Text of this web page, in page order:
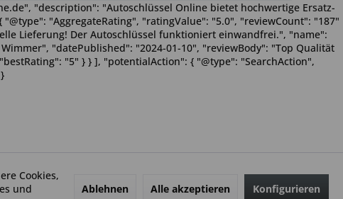
Cookies,
und
Ablehnen Alle akzeptieren Konfigurieren
"description": "Autoschlüssel Online bietet hochwertige Ersatz-
"AggregateRating", "ratingValue": "5.0", "reviewCount": "187"
Lieferung! Der Autoschlüssel funktioniert einwandfrei.", "name":
"datePublished": "2024-01-10", "reviewBody": "Top Qualität
"5" } } ], "potentialAction": { "@type": "SearchAction",